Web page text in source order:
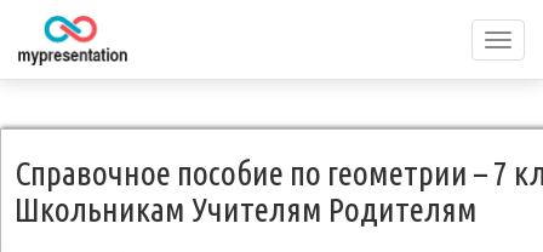
меню
Справочное пособие по геометрии – 7
Школьникам Учителям Родителям